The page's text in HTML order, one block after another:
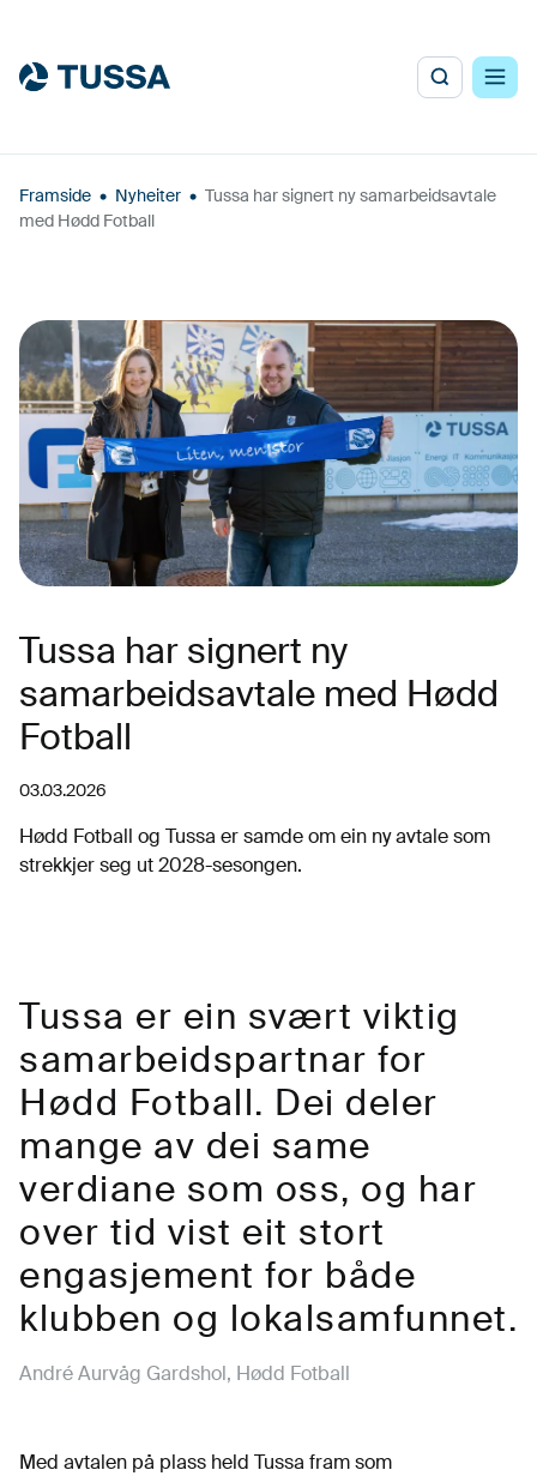
Framside • Nyheiter • Tussa har signert ny samarbeidsavtale
med Hødd Fotball
Tussa har signert ny
samarbeidsavtale med Hødd
Fotball
03.03.2026
Hødd Fotball og Tussa er samde om ein ny avtale som
strekkjer seg ut 2028-sesongen.
Tussa er ein svært viktig
samarbeidspartnar for
Hødd Fotball. Dei deler
mange av dei same
verdiane som oss, og har
over tid vist eit stort
engasjement for både
klubben og lokalsamfunnet.
André Aurvåg Gardshol, Hødd Fotball
Med avtalen på plass held Tussa fram som